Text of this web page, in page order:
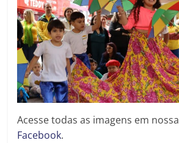
Acesse todas as imagens em nossa
Facebook.